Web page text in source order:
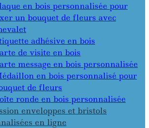
en bois personnalisée pour
un bouquet de fleurs avec
adhésive en bois
de visite en bois
message en bois personnalisée
en bois personnalisé pour
de fleurs
ronde en bois personnalisée
enveloppes et bristols
en ligne